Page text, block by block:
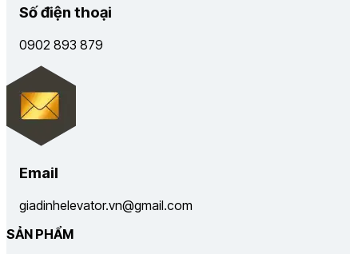
Số điện thoại
0902 893 879
Email
giadinhelevator.vn@gmail.com
SẢN PHẨM